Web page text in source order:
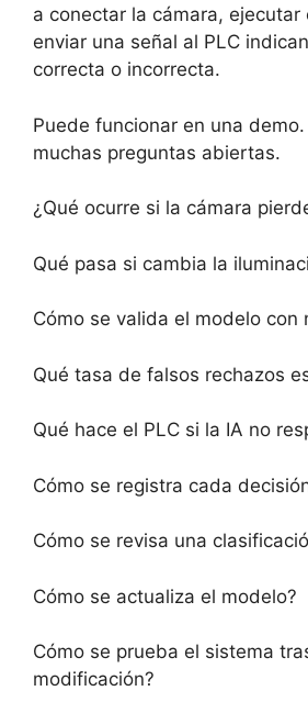
a conectar la cámara, ejecutar
enviar una señal al PLC
correcta o incorrecta.
Puede funcionar en una
muchas preguntas abiertas.
¿Qué ocurre si la cámara
Qué pasa si cambia la
Cómo se valida el modelo con
Qué tasa de falsos rechazos
Qué hace el PLC si la IA no
Cómo se registra cada
Cómo se revisa una
Cómo se actualiza el modelo?
Cómo se prueba el sistema
modificación?